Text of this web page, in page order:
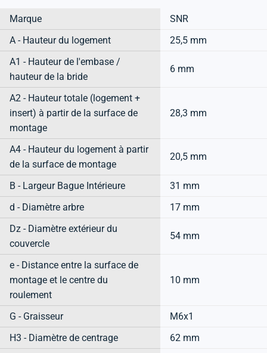
Marque
SNR
A - Hauteur du logement
25,5 mm
A1 - Hauteur de l'embase /
hauteur de la bride
6 mm
A2 - Hauteur totale (logement +
insert) à partir de la surface de
montage
28,3 mm
A4 - Hauteur du logement à partir
de la surface de montage
20,5 mm
B - Largeur Bague Intérieure
31 mm
d - Diamètre arbre
17 mm
Dz - Diamètre extérieur du
couvercle
54 mm
e - Distance entre la surface de
montage et le centre du
roulement
10 mm
G - Graisseur
M6x1
H3 - Diamètre de centrage
62 mm